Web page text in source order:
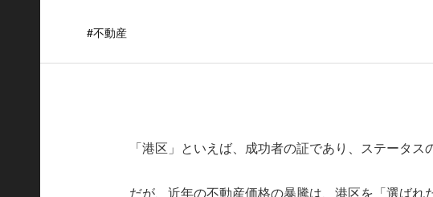
#不動産
「港区」といえば、成功者の証であり、ステータス
だが、近年の不動産価格の暴騰は、港区を「選ばれ